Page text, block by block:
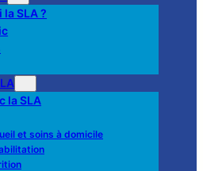
la SLA ?
la SLA
et soins à domicile